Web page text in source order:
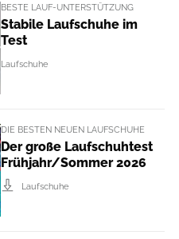
BESTE LAUF-UNTERSTÜTZUNG
Stabile Laufschuhe im
Test
Laufschuhe
DIE BESTEN NEUEN LAUFSCHUHE
Der große Laufschuhtest
Frühjahr/Sommer 2026
Laufschuhe